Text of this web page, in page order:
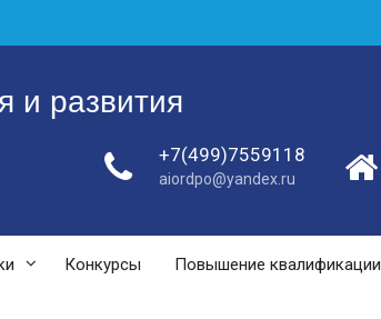
и развития
+7(499)7559118
aiordpo@yandex.ru
Конкурсы Повышение квалификации